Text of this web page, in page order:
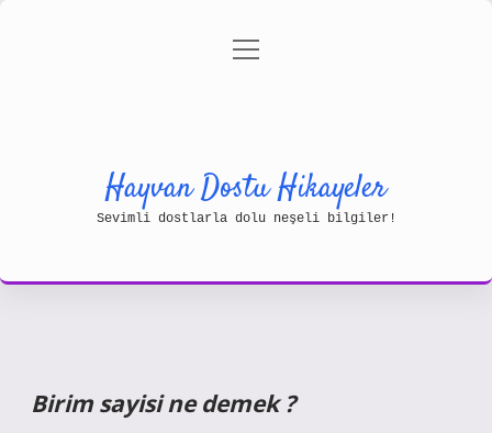
Gizlilik Politikası
menüyü
Hayvan Dostu Hikayeler
Sevimli dostlarla dolu neşeli bilgiler!
Birim sayisi ne demek ?